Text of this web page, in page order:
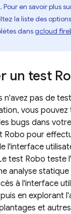
. Pour en savoir plus
la liste des
dansgcloud
un test
n'avez pas de
vous pouvez
bugs dans
Robo pour
l'interface
test Robo teste
analyse
à l'interface
en explorant
et